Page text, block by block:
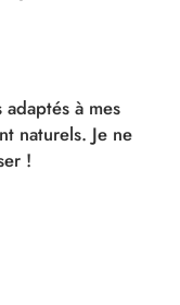
à mes
naturels. Je ne
!